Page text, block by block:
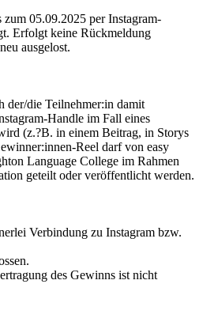
05.09.2025 per Instagram-
Erfolgt keine Rückmeldung
ausgelost.
der/die Teilnehmer:in damit
Handle im Fall eines
(z.?B. in einem Beitrag, in Storys
Reel darf von easy
Language College im Rahmen
geteilt oder veröffentlicht werden.
Verbindung zu Instagram bzw.
des Gewinns ist nicht